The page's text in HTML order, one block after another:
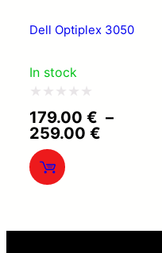
Dell Optiplex 3050
In stock
Note
0
sur
5
179.00€ –
259.00€